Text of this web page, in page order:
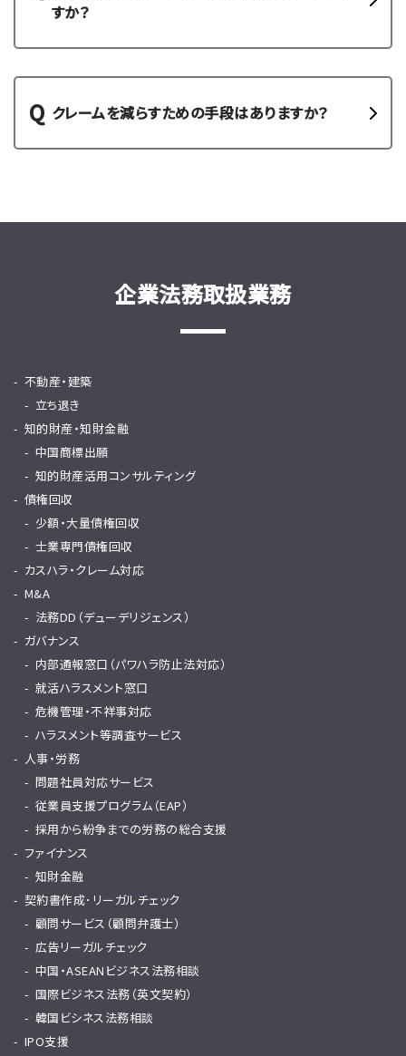
すか？
クレームを減らすための手段はありますか？
企業法務取扱業務
不動産・建築
立ち退き
知的財産・知財金融
中国商標出願
知的財産活用コンサルティング
債権回収
少額・大量債権回収
士業専門債権回収
カスハラ・クレーム対応
M&A
法務DD（デューデリジェンス）
ガバナンス
内部通報窓口（パワハラ防止法対応）
就活ハラスメント窓口
危機管理・不祥事対応
ハラスメント等調査サービス
人事・労務
問題社員対応サービス
従業員支援プログラム（EAP）
採用から紛争までの労務の総合支援
ファイナンス
知財金融
契約書作成･リーガルチェック
顧問サービス（顧問弁護士）
広告リーガルチェック
中国・ASEANビジネス法務相談
国際ビジネス法務（英文契約）
韓国ビシネス法務相談
IPO支援